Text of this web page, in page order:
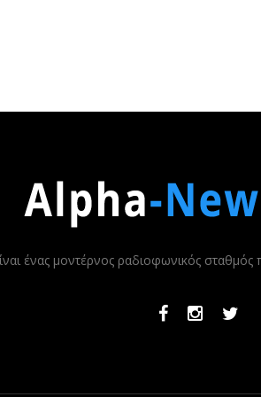
ένας μοντέρνος ραδιοφωνικός
FacebookInstagramTwitter